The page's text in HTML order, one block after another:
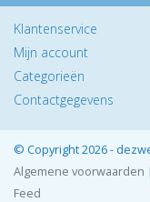
Klantenservice
Mijn account
Categorieën
Contactgegevens
© Copyright 2026 -
Algemene voorwaarden |
Feed